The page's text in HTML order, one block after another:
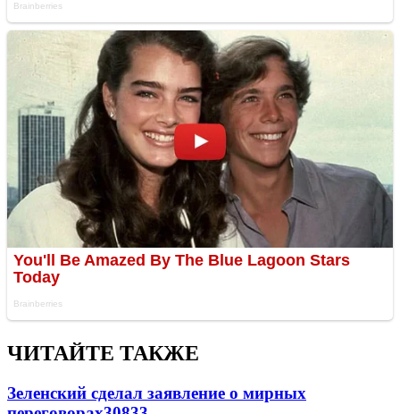
ЧИТАЙТЕ ТАКЖЕ
Зеленский сделал заявление о мирных